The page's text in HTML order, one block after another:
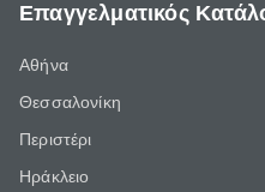
Επαγγελματικός
Αθήνα
Θεσσαλονίκη
Περιστέρι
Ηράκλειο